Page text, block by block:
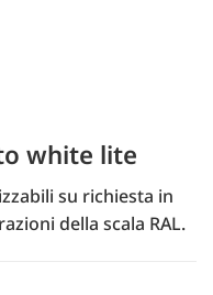
white lite
su richiesta in
della scala RAL.